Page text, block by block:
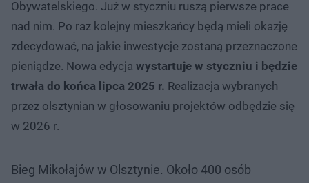
Obywatelskiego. Już w styczniu ruszą pierwsze prace
nad nim. Po raz kolejny mieszkańcy będą mieli okazję
zdecydować, na jakie inwestycje zostaną przeznaczone
pieniądze. Nowa edycja wystartuje w styczniu i będzie
trwała do końca lipca 2025 r. Realizacja wybranych
przez olsztynian w głosowaniu projektów odbędzie się
w 2026 r.
Bieg Mikołajów w Olsztynie. Około 400 osób